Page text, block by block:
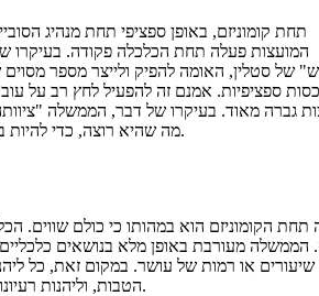
תחת קומוניזם, באופן ספציפי תחת מנהיג
המועצות פעלה תחת הכלכלה פקודה. בעיקרו
של סטלין, האומה להפיק ולייצר מספר
ספציפיות. אמנם זה להפעיל לחץ רב על
גברה מאוד. בעיקרו של דבר, הממשלה
מה שהיא רוצה, כדי להיות במקום שבו הוא נדרש.
תחת הקומוניזם הוא במהותו כי כולם שווים.
הממשלה מעורבת באופן מלא בנושאים כלכליים
שיעורים או רמות של עושר. במקום זאת, כל
הטבות, וליהנות רעיונות חזקים של לאומיות.